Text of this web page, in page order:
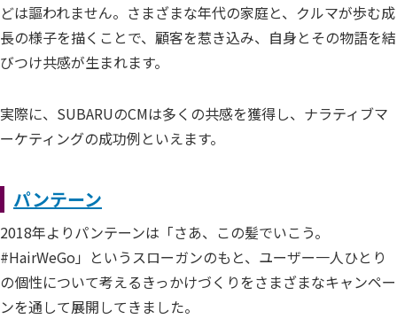
どは謳われません。さまざまな年代の家庭と、クルマが歩む成
長の様子を描くことで、顧客を惹き込み、自身とその物語を結
びつけ共感が生まれます。
実際に、SUBARUのCMは多くの共感を獲得し、ナラティブマ
ーケティングの成功例といえます。
パンテーン
2018年よりパンテーンは「さあ、この髪でいこう。
#HairWeGo」というスローガンのもと、ユーザー一人ひとり
の個性について考えるきっかけづくりをさまざまなキャンペー
ンを通して展開してきました。